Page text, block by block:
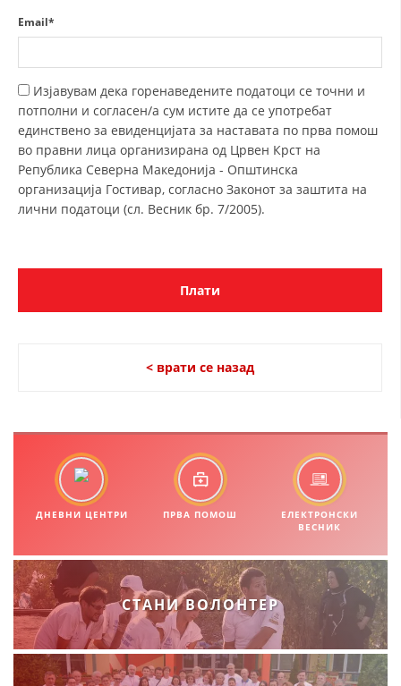
СТРУКТУРА И ОРГАНИЗАЦИОНА ПОСТАВЕНОСТ
MЕЃУНАРОДНО ХУМАНИТАРНО ПРАВО
ПРОМОЦИЈА НА ХУМАНИ ВРЕДНОСТИ
УПОТРЕБА И ЗАШТИТА НА АМБЛЕМОТ
СОЦИЈАЛНО ХУМАНИТАРНА ДЕЈНОСТ
ПРОЕКТИ – ПОДГОТВЕНОСТ И ДЕЈСТВУВАЊЕ ПРИ КАТАСТРОФИ
МЕЃУНАРОДНА СОРАБОТКА
ДОГОВОРИ
ФОРМУЛАРИ ЗА БАРАЊА
ЗДРАВСТВЕНО ПРЕВЕНТИВНА ДЕЈНОСТ
ПРВА ПОМОШ
КРВОДАРИТЕЛСТВО
Email*
Изјавувам дека горенаведените податоци се точни и
потполни и согласен/а сум истите да се употребат
единствено за евиденцијата за наставата по прва помош
во правни лица организирана од Црвен Крст на
Република Северна Македонија - Општинска
организација Гостивар, согласно Законот за заштита на
лични податоци (сл. Весник бр. 7/2005).
< врати се назад
ДНЕВНИ ЦЕНТРИ ПРВА ПОМОШ
ЕЛЕКТРОНСКИ
ВЕСНИК
СТАНИ ВОЛОНТЕР